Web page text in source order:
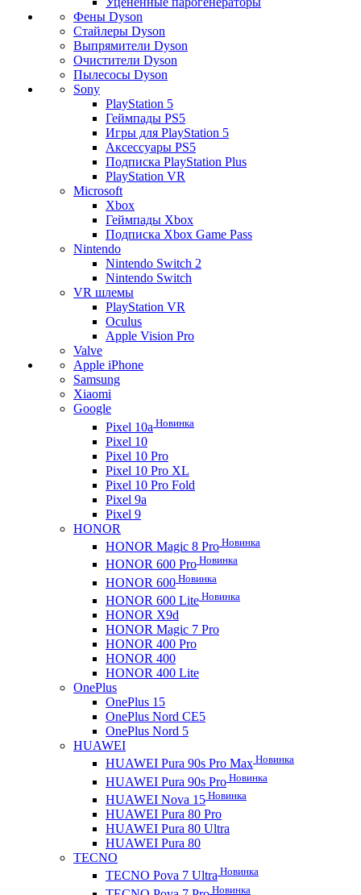
Фены Dyson
Стайлеры Dyson
Выпрямители Dyson
Очистители Dyson
Пылесосы Dyson
Sony
PlayStation 5
Геймпады PS5
Игры для PlayStation 5
Аксессуары PS5
Подписка PlayStation Plus
PlayStation VR
Microsoft
Xbox
Геймпады Xbox
Подписка Xbox Game Pass
Nintendo
Nintendo Switch 2
Nintendo Switch
VR шлемы
PlayStation VR
Oculus
Apple Vision Pro
Valve
Apple iPhone
Samsung
Xiaomi
Google
Pixel 10a Новинка
Pixel 10
Pixel 10 Pro
Pixel 10 Pro XL
Pixel 10 Pro Fold
Pixel 9a
Pixel 9
HONOR
HONOR Magic 8 Pro Новинка
HONOR 600 Pro Новинка
HONOR 600 Новинка
HONOR 600 Lite Новинка
HONOR X9d
HONOR Magic 7 Pro
HONOR 400 Pro
HONOR 400
HONOR 400 Lite
OnePlus
OnePlus 15
OnePlus Nord CE5
OnePlus Nord 5
HUAWEI
HUAWEI Pura 90s Pro Max Новинка
HUAWEI Pura 90s Pro Новинка
HUAWEI Nova 15 Новинка
HUAWEI Pura 80 Pro
HUAWEI Pura 80 Ultra
HUAWEI Pura 80
TECNO
TECNO Pova 7 Ultra Новинка
Новинка